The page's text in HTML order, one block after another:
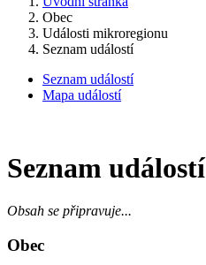
Obec
Události mikroregionu
Seznam událostí
Seznam událostí
Mapa událostí
Seznam událostí
Obsah se připravuje...
Obec